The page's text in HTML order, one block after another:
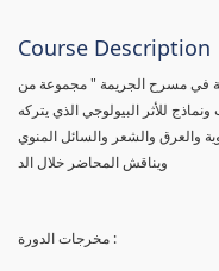
Course Description
في مسرح الجريمة " مجموعة من
للأثر البيولوجي الذي يتركه
والعرق والشعر والسائل المنوي
ويناقش المحاضر خلال الد
مخرجات الدورة :